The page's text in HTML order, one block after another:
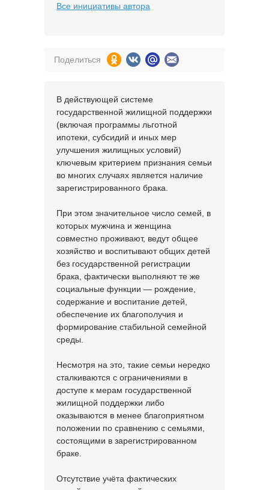
Все инициативы автора
Поделиться
В действующей системе
государственной жилищной поддержки
(включая программы льготной
ипотеки, субсидий и иных мер
улучшения жилищных условий)
ключевым критерием признания семьи
во многих случаях является наличие
зарегистрированного брака.
При этом значительное число семей, в
которых мужчина и женщина
совместно проживают, ведут общее
хозяйство и воспитывают общих детей
без государственной регистрации
брака, фактически выполняют те же
социальные функции — рождение,
содержание и воспитание детей,
обеспечение их благополучия и
формирование стабильной семейной
среды.
Несмотря на это, такие семьи нередко
сталкиваются с ограничениями в
доступе к мерам государственной
жилищной поддержки либо
оказываются в менее благоприятном
положении по сравнению с семьями,
состоящими в зарегистрированном
браке.
Отсутствие учёта фактических